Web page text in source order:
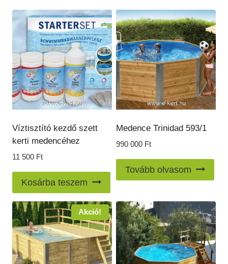
Víztisztító kezdő szett
kerti medencéhez
11 500 Ft
Kosárba teszem
Medence Trinidad 593/1
990 000 Ft
Tovább olvasom
Akció!